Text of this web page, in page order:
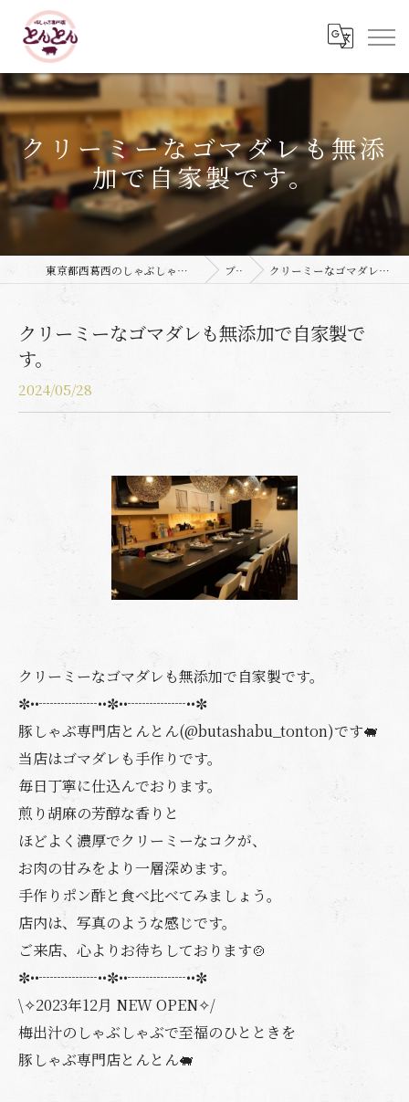
クリーミーなゴマダレも無添
加で自家製です。
東京都西葛西のしゃぶしゃぶなら豚しゃぶ専門店 とんとん ブログ クリーミーなゴマダレも無添加で自家製です。
クリーミーなゴマダレも無添加で自家製で
す。
2024/05/28
クリーミーなゴマダレも無添加で自家製です。
✼••┈┈┈┈••✼••┈┈┈┈••✼
豚しゃぶ専門店とんとん(@butashabu_tonton)です🐖
当店はゴマダレも手作りです。
毎日丁寧に仕込んでおります。
煎り胡麻の芳醇な香りと
ほどよく濃厚でクリーミーなコクが、
お肉の甘みをより一層深めます。
手作りポン酢と食べ比べてみましょう。
店内は、写真のような感じです。
ご来店、心よりお待ちしております🍲
✼••┈┈┈┈••✼••┈┈┈┈••✼
\✧2023年12月 NEW OPEN✧/
梅出汁のしゃぶしゃぶで至福のひとときを
豚しゃぶ専門店とんとん🐖